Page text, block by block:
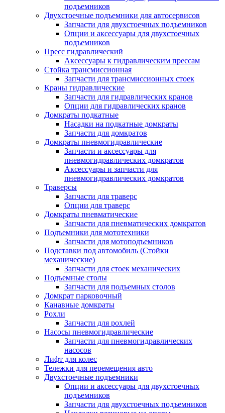
подъемников
Двухстоечные подъемники для автосервисов
Запчасти для двухстоечных подъемников
Опции и аксессуары для двухстоечных
подъемников
Пресс гидравлический
Аксессуары к гидравлическим прессам
Стойка трансмиссионная
Запчасти для трансмиссионных стоек
Краны гидравлические
Запчасти для гидравлических кранов
Опции для гидравлических кранов
Домкраты подкатные
Насадки на подкатные домкраты
Запчасти для домкратов
Домкраты пневмогидравлические
Запчасти и аксессуары для
пневмогидравлических домкратов
Аксессуары и запчасти для
пневмогидравлических домкратов
Траверсы
Запчасти для траверс
Опции для траверс
Домкраты пневматические
Запчасти для пневматических домкратов
Подъемники для мототехники
Запчасти для мотоподъемников
Подставки под автомобиль (Стойки
механические)
Запчасти для стоек механических
Подъемные столы
Запчасти для подъемных столов
Домкрат парковочный
Канавные домкраты
Рохли
Запчасти для рохлей
Насосы пневмогидравлические
Запчасти для пневмогидравлических
насосов
Лифт для колес
Тележки для перемещения авто
Двухстоечные подъемники
Опции и аксессуары для двухстоечных
подъемников
Запчасти для двухстоечных подъемников